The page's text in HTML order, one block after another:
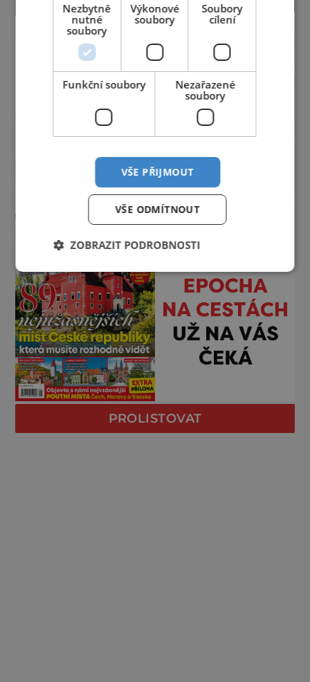
PROLISTOVAT
Nezbytně
nutné
soubory
Výkonové
soubory
Soubory
cílení
Funkční soubory
Nezařazené
soubory
VŠE PŘIJMOUT
VŠE ODMÍTNOUT
ZOBRAZIT PODROBNOSTI